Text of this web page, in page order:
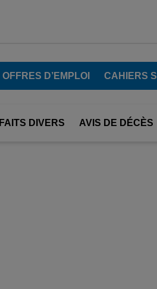
OFFRES D’EMPLOI CAHIERS
FAITS DIVERS AVIS DE DÉCÈS